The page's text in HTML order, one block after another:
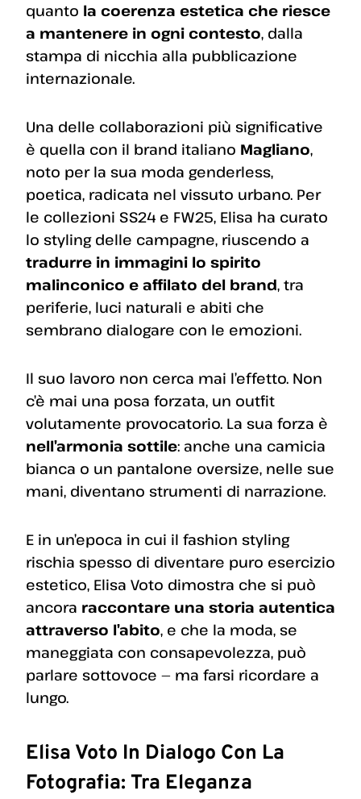
quanto la coerenza estetica che riesce
a mantenere in ogni contesto, dalla
stampa di nicchia alla pubblicazione
internazionale.
Una delle collaborazioni più significative
è quella con il brand italiano Magliano,
noto per la sua moda genderless,
poetica, radicata nel vissuto urbano. Per
le collezioni SS24 e FW25, Elisa ha curato
lo styling delle campagne, riuscendo a
tradurre in immagini lo spirito
malinconico e affilato del brand, tra
periferie, luci naturali e abiti che
sembrano dialogare con le emozioni.
Il suo lavoro non cerca mai l’effetto. Non
c’è mai una posa forzata, un outfit
volutamente provocatorio. La sua forza è
nell’armonia sottile: anche una camicia
bianca o un pantalone oversize, nelle sue
mani, diventano strumenti di narrazione.
E in un’epoca in cui il fashion styling
rischia spesso di diventare puro esercizio
estetico, Elisa Voto dimostra che si può
ancora raccontare una storia autentica
attraverso l’abito, e che la moda, se
maneggiata con consapevolezza, può
parlare sottovoce — ma farsi ricordare a
lungo.
Elisa Voto In Dialogo Con La
Fotografia: Tra Eleganza